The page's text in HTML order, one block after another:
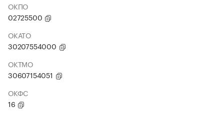
ОКПО
02725500
ОКАТО
30207554000
ОКТМО
30607154051
ОКФС
16